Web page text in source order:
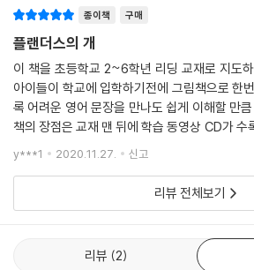
종이책 구매
플랜더스의 개
이 책을 초등학교 2~6학년 리딩 교재로 지도
아이들이 학교에 입학하기전에 그림책으로 한
록 어려운 영어 문장을 만나도 쉽게 이해할 만
책의 장점은 교재 맨 뒤에 학습 동영상 CD가 수
을 하기 쉽게 만들어져 있습니다. 그리고 매 페
리가 되어 있기
y***1 2020.11.27. 신고
리뷰 전체보기
리뷰 2